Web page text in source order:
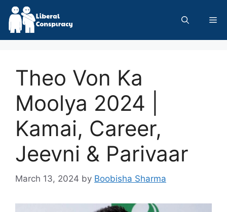
Skip
content
Theo Von Ka
Moolya 2024 |
Kamai, Career,
Jeevni & Parivaar
March 13, 2024 by Boobisha Sharma